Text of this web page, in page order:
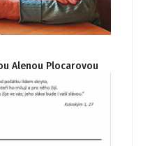
Alenou Plocarovou